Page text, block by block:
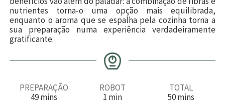
nutrientes torna-o uma opção mais equilibrada,
enquanto o aroma que se espalha pela cozinha torna a
sua preparação numa experiência verdadeiramente
gratificante.
PREPARAÇÃO
49mmins
ROBOT
1 m
min
TOTAL
50m
mins